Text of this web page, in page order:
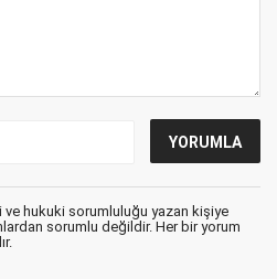
ve hukuki sorumluluğu yazan kişiye
sorumlu değildir. Her bir yorum